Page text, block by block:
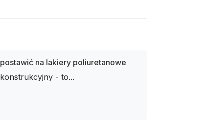
na lakiery poliuretanowe
- to...